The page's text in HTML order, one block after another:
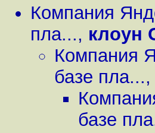
Компания
пла..., клоун
Компания
базе пла...,
базе